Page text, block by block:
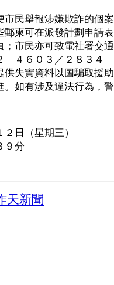
民舉報涉嫌欺詐的個案
郵柬可在派發計劃申請
；市民亦可致電社署交
４６０３／２８３４
供失實資料以圖騙取援
。如有涉及違法行為，
日（星期三）
９分
天新聞